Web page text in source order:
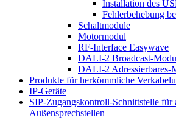
Installation des
Fehlerbehebung
Schaltmodule
Motormodul
RF-Interface Easywave
DALI-2 Broadcast-
DALI-2 Adressierbares-
Produkte für herkömmliche
IP-Geräte
SIP-Zugangskontroll-Schnittstelle für
Außensprechstellen